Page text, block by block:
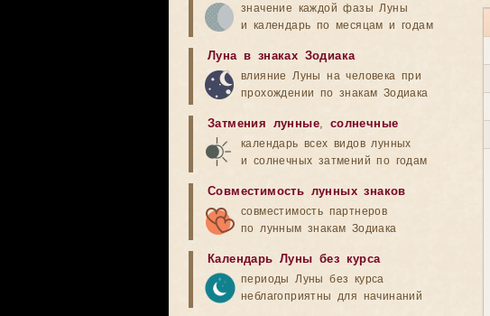
значение каждой фазы Луны
и календарь по месяцам и годам
Луна в знаках Зодиака
влияние Луны на человека при
прохождении по знакам Зодиака
Затмения лунные, солнечные
календарь всех видов лунных
и солнечных затмений по годам
Совместимость лунных знаков
совместимость партнеров
по лунным знакам Зодиака
Календарь Луны без курса
периоды Луны без курса
неблагоприятны для начинаний